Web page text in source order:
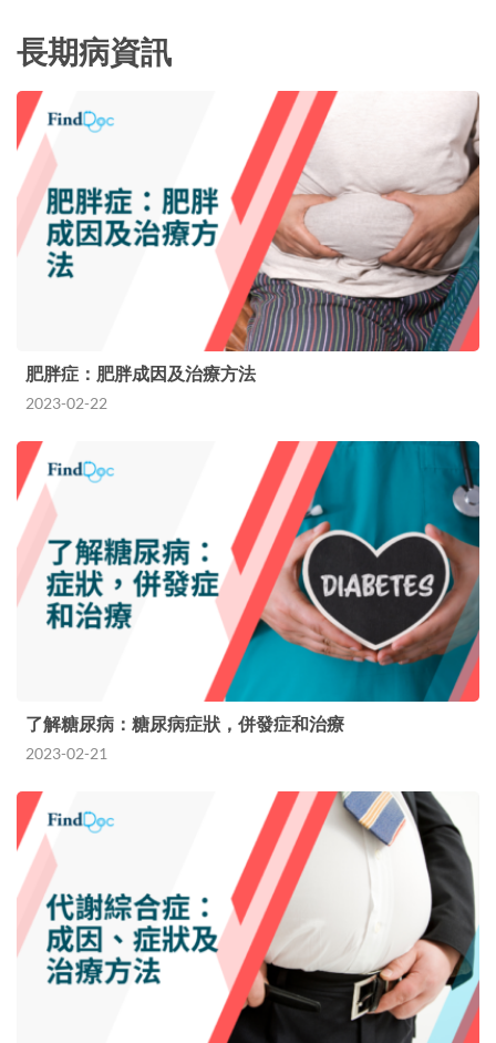
長期病資訊
肥胖症：肥胖成因及治療方法
2023-02-22
了解糖尿病：糖尿病症狀，併發症和治療
2023-02-21